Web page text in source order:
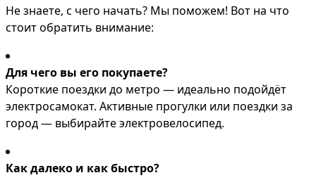
Не знаете, с чего начать? Мы поможем! Вот на что
стоит обратить внимание:
Для чего вы его покупаете?
Короткие поездки до метро — идеально подойдёт
электросамокат. Активные прогулки или поездки за
город — выбирайте электровелосипед.
Как далеко и как быстро?